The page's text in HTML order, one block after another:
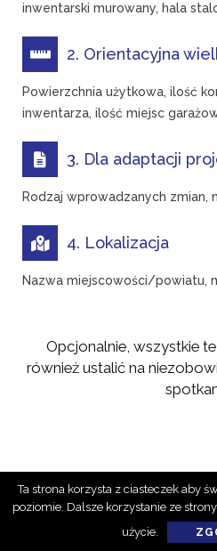
inwentarski murowany, hala
2. Orientacyjna
Powierzchnia użytkowa, ilość
inwentarza, ilość miejsc
3. Dla adaptacji
Rodzaj wprowadzanych
4. Lokalizacja
Nazwa miejscowości/powiatu,
Opcjonalnie, wszystkie
również ustalić na
Kontra © 2018 |
Ta strona korzysta z ciasteczek aby
poziomie. Dalsze korzystanie ze
użycie.